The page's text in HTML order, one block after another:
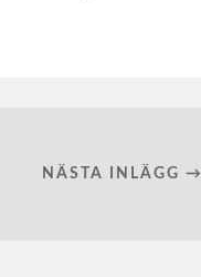
NÄSTA INLÄGG →